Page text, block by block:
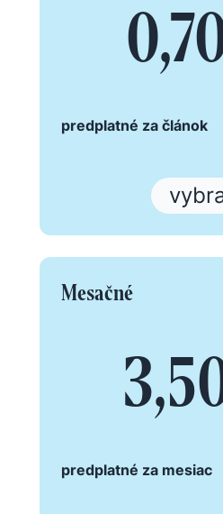
predplatné za článok
Mesačné
predplatné za mesiac